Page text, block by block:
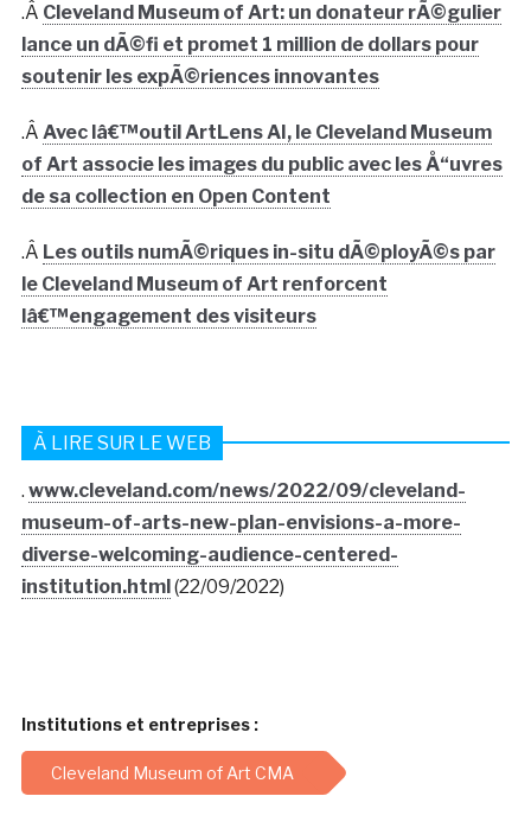
.Â Cleveland Museum of Art: un donateur rÃ©gulier
lance un dÃ©fi et promet 1 million de dollars pour
soutenir les expÃ©riences innovantes
.Â Avec lâ€™outil ArtLens AI, le Cleveland Museum
of Art associe les images du public avec les Å“uvres
de sa collection en Open Content
.Â Les outils numÃ©riques in-situ dÃ©ployÃ©s par
le Cleveland Museum of Art renforcent
lâ€™engagement des visiteurs
À LIRE SUR LE WEB
. www.cleveland.com/news/2022/09/cleveland-
museum-of-arts-new-plan-envisions-a-more-
diverse-welcoming-audience-centered-
institution.html (22/09/2022)
Institutions et entreprises :
Cleveland Museum of Art CMA